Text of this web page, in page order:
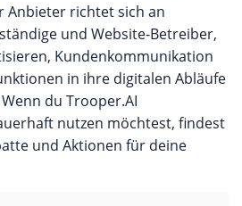
Anbieter richtet sich an
und Website-Betreiber,
Kundenkommunikation
in ihre digitalen Abläufe
du Trooper.AI
nutzen möchtest, findest
und Aktionen für deine